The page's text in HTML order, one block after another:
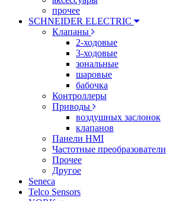
прочее
SCHNEIDER ELECTRIC
Клапаны
2-ходовые
3-ходовые
зональные
шаровые
бабочка
Контроллеры
Приводы
воздушных заслонок
клапанов
Панели HMI
Частотные преобразователи
Прочее
Другое
Seneca
Telco Sensors